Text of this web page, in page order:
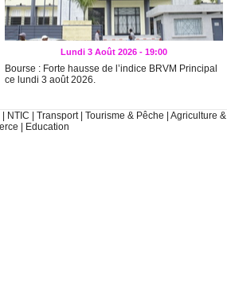
Lundi 3 Août 2026 - 19:00
Bourse : Forte hausse de l’indice BRVM Principal
ce lundi 3 août 2026.
NTIC Transport Tourisme & Pêche
Agriculture &
Education